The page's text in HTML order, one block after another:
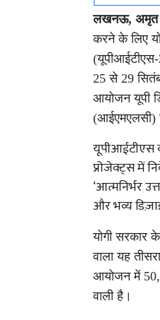
लखनऊ, अमृत
करने के लिए
25 से 29
आयोजन यूपी
(आईएमएलसी)
यूपीआईटीएस
प्रोजेक्ट्स में
‘आत्मनिर्भर
और भव्य
योगी सरकार
वाला यह
आयोजन में
वाली है।